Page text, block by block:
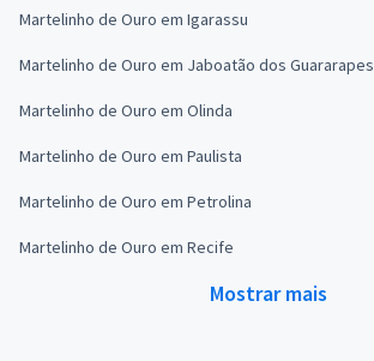
Martelinho de Ouro em Igarassu
Martelinho de Ouro em Jaboatão dos Guararapes
Martelinho de Ouro em Olinda
Martelinho de Ouro em Paulista
Martelinho de Ouro em Petrolina
Martelinho de Ouro em Recife
Mostrar mais